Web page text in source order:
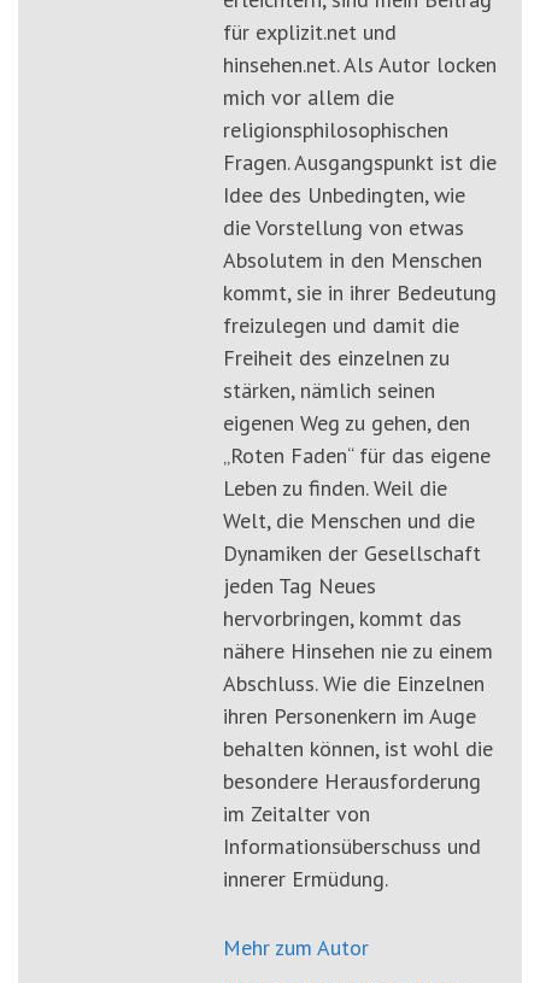
für explizit.net und
hinsehen.net. Als Autor locken
mich vor allem die
religionsphilosophischen
Fragen. Ausgangspunkt ist die
Idee des Unbedingten, wie
die Vorstellung von etwas
Absolutem in den Menschen
kommt, sie in ihrer Bedeutung
freizulegen und damit die
Freiheit des einzelnen zu
stärken, nämlich seinen
eigenen Weg zu gehen, den
„Roten Faden“ für das eigene
Leben zu finden. Weil die
Welt, die Menschen und die
Dynamiken der Gesellschaft
jeden Tag Neues
hervorbringen, kommt das
nähere Hinsehen nie zu einem
Abschluss. Wie die Einzelnen
ihren Personenkern im Auge
behalten können, ist wohl die
besondere Herausforderung
im Zeitalter von
Informationsüberschuss und
innerer Ermüdung.
Mehr zum Autor